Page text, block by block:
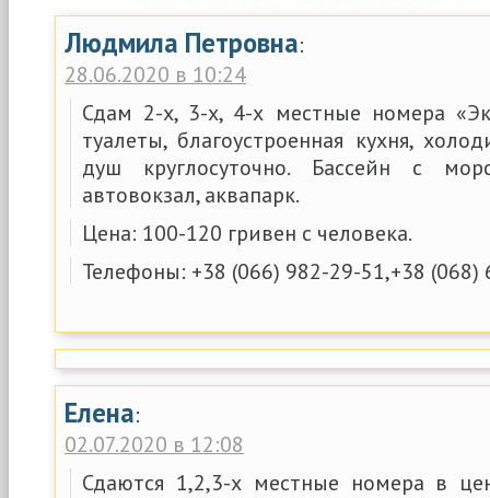
Людмила Петровна:
28.06.2020 в 10:24
Сдам 2-х, 3-х, 4-х местные номера
туалеты, благоустроенная кухня,
душ круглосуточно. Бассейн с
автовокзал, аквапарк.
Цена: 100-120 гривен с человека.
Телефоны: +38 (066) 982-29-51,+38 (068)
Елена:
02.07.2020 в 12:08
Сдаются 1,2,3-х местные номера в